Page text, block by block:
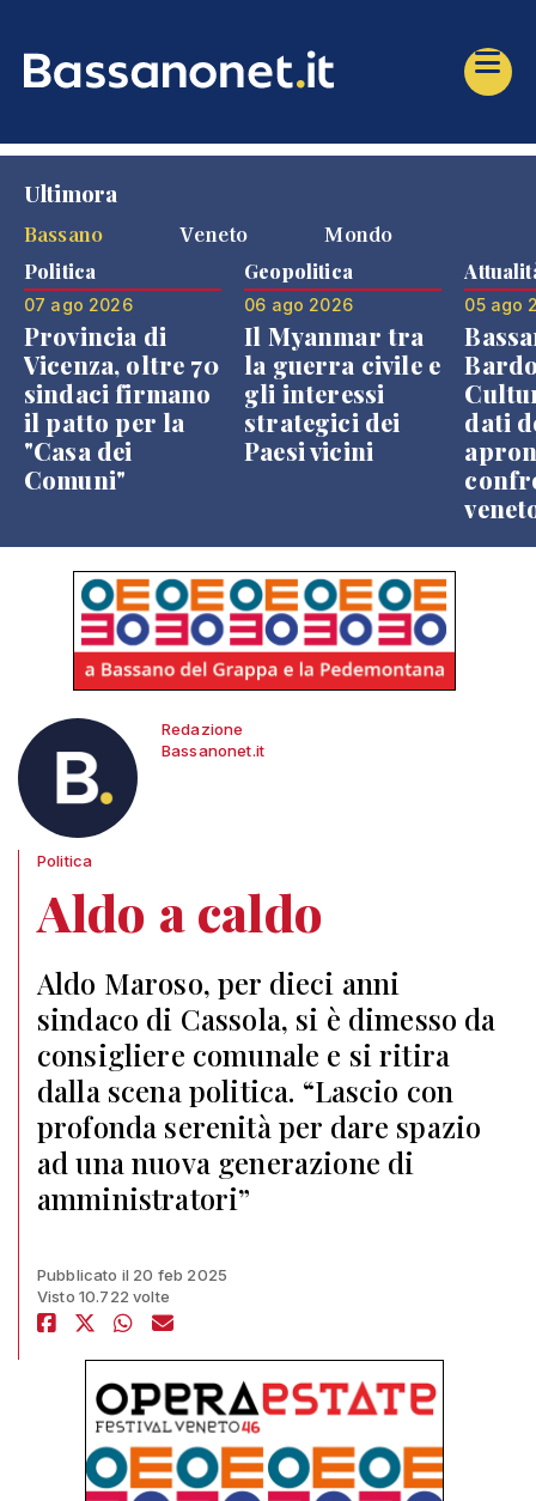
Ultimora
Bassano
Veneto Mondo
Politica
07 ago 2026
Provincia di
Vicenza, oltre 70
sindaci firmano
il patto per la
"Casa dei
Comuni"
Geopolitica
06 ago 2026
Il Myanmar tra
la guerra civile e
gli interessi
strategici dei
Paesi vicini
05 ago
dati
Redazione
Bassanonet.it
Politica
Aldo a caldo
Aldo Maroso, per dieci anni
sindaco di Cassola, si è dimesso da
consigliere comunale e si ritira
dalla scena politica. “Lascio con
profonda serenità per dare spazio
ad una nuova generazione di
amministratori”
Pubblicato il 20 feb 2025
Visto 10.722 volte